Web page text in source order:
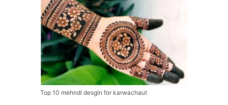
Top 10 mehndi desgin for karwachaut